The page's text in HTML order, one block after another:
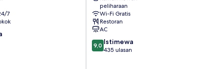
7
Südpeliharaan
Wi-Fi Gratis
Restoran
AC
9.0
dari
9,0 Istimewa
435 ulasan